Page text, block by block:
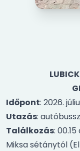
Időpont: 2026.
Utazás:
Találkozás:
Miksa sétánytól